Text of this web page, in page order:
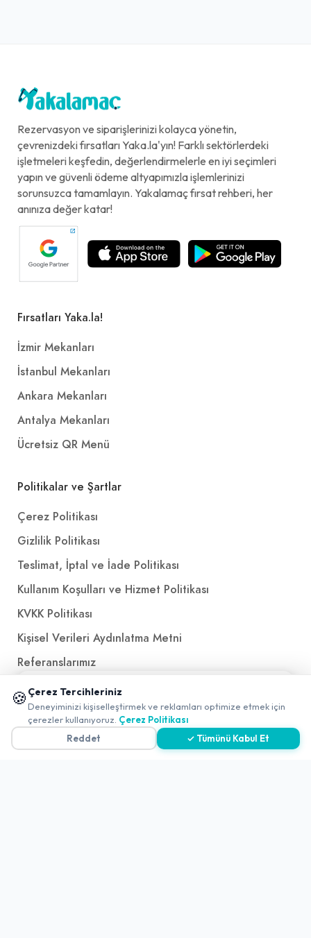
Rezervasyon ve siparişlerinizi kolayca yönetin,
çevrenizdeki fırsatları Yaka.la'yın! Farklı sektörlerdeki
işletmeleri keşfedin, değerlendirmelerle en iyi seçimleri
yapın ve güvenli ödeme altyapımızla işlemlerinizi
sorunsuzca tamamlayın. Yakalamaç fırsat rehberi, her
anınıza değer katar!
Fırsatları Yaka.la!
İzmir Mekanları
İstanbul Mekanları
Ankara Mekanları
Antalya Mekanları
Ücretsiz QR Menü
Politikalar ve Şartlar
Çerez Politikası
Gizlilik Politikası
Teslimat, İptal ve İade Politikası
Kullanım Koşulları ve Hizmet Politikası
KVKK Politikası
Kişisel Verileri Aydınlatma Metni
Referanslarımız
İletişim
iletisim@yakalamac.com.tr
🍪 Çerez Tercihleriniz
Deneyiminizi kişiselleştirmek ve reklamları optimize etmek için
çerezler kullanıyoruz. Çerez Politikası
Reddet
✓ Tümünü Kabul Et
📱 Mobil uygulamamızı keşfedin!
✖